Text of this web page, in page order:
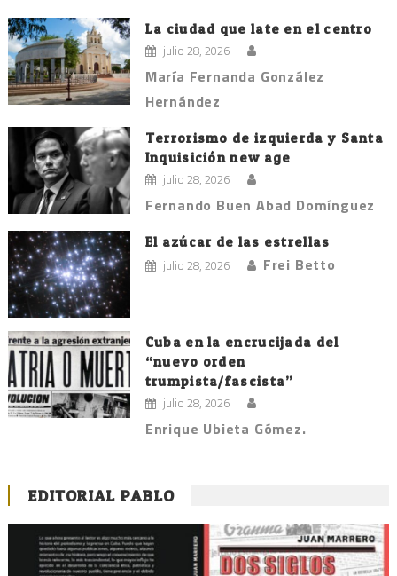
La ciudad que late en el centro
julio 28, 2026
María Fernanda González
Hernández
Terrorismo de izquierda y Santa
Inquisición new age
julio 28, 2026
Fernando Buen Abad Domínguez
El azúcar de las estrellas
julio 28, 2026 Frei Betto
Cuba en la encrucijada del
“nuevo orden
trumpista/fascista”
julio 28, 2026
Enrique Ubieta Gómez.
EDITORIAL PABLO